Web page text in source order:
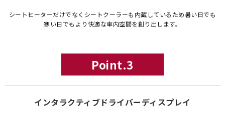
シートヒーターだけでなくシートクーラーも内蔵しているため暑い日でも
寒い日でもより快適な車内空間を創り出します。
Point.3
インタラクティブドライバーディスプレイ